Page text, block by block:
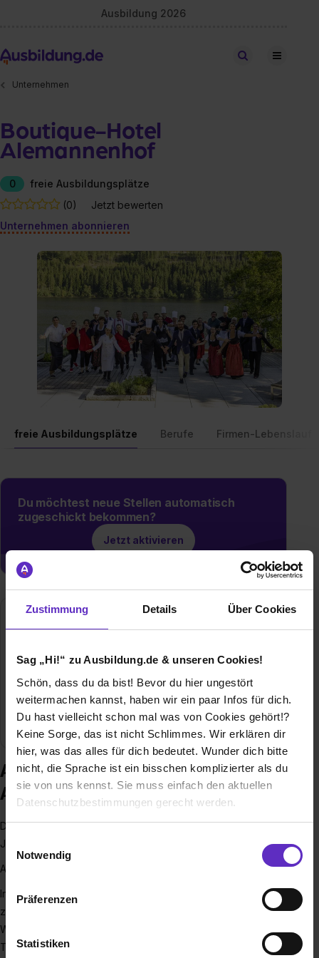
Zustimmung Details Über Cookies
Sag „Hi!“ zu Ausbildung.de & unseren Cookies!
Schön, dass du da bist! Bevor du hier ungestört
weitermachen kannst, haben wir ein paar Infos für dich.
Du hast vielleicht schon mal was von Cookies gehört!?
Keine Sorge, das ist nicht Schlimmes. Wir erklären dir
hier, was das alles für dich bedeutet. Wunder dich bitte
nicht, die Sprache ist ein bisschen komplizierter als du
sie von uns kennst. Sie muss einfach den aktuellen
Datenschutzbestimmungen gerecht werden.
Benutzung der Webseite getroffenen Einstellungen zu
Webseite zu analysieren („Statistiken“), um
Notwendig
Präferenzen
Statistiken
Ausbildung 2026
Stellen finden
Unternehmen
Boutique-Hotel
Alemannenhof
0
freie Ausbildungsplätze
(0)
Jetzt bewerten
Unternehmen abonnieren
freie Ausbildungsplätze Berufe Firmen-Lebenslauf
Du möchtest neue Stellen automatisch
zugeschickt bekommen?
Jetzt aktivieren
79856 Hinterzarten
07652 - 9118 -131
E-Mail anzeigen
Branche Gastronomie / Tourismus, Hotel
Ausbildung bei Boutique-Hotel
Alemannenhof
Deine Karriere bei uns
JOBS MIT AUSSICHT:
AUF DEN TITSEE – UND AUF ERFOLG!
In unserem
gibt es immer etwas
zu tun – und immer Platz für motivierte Talente.
Wir bieten dir nicht nur einen Arbeitsplatz mit Blick auf den
Titisee, sondern auch echte Karriereperspektiven